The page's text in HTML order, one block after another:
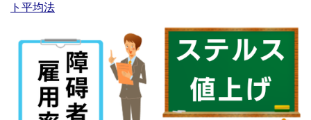
ト平均法